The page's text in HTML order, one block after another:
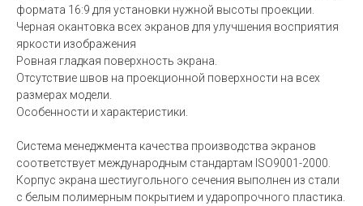
формата 16:9 для установки нужной высоты проекции.
Черная окантовка всех экранов для улучшения восприятия
яркости изображения
Ровная гладкая поверхность экрана.
Отсутствие швов на проекционной поверхности на всех
размерах модели.
Особенности и характеристики.
Система менеджмента качества производства экранов
соответствует международным стандартам ISO9001-2000.
Корпус экрана шестиугольного сечения выполнен из стали
с белым полимерным покрытием и ударопрочного пластика.